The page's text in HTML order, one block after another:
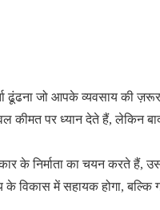
ढूंढना जो आपके व्यवसाय की
पर ध्यान देते हैं, लेकिन
के निर्माता का चयन करते हैं,
के विकास में सहायक होगा, बल्कि